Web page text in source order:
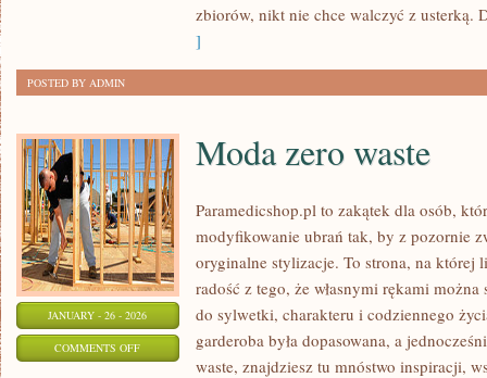
zbiorów, nikt nie chce walczyć z usterką.
]
POSTED BY ADMIN
JANUARY - 26 - 2026
COMMENTS OFFON
Moda zero waste
Paramedicshop.pl to zakątek dla osób,
modyfikowanie ubrań tak, by z pozornie
oryginalne stylizacje. To strona, na której
radość z tego, że własnymi rękami
do sylwetki, charakteru i codziennego
garderoba była dopasowana, a
waste, znajdziesz tu mnóstwo inspiracji,